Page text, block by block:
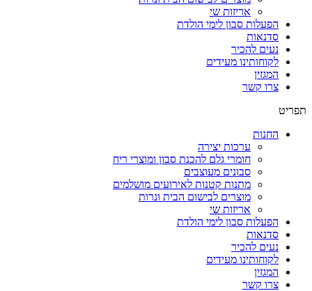
אריזות שי
הפעלות סבון לימי הולדת
סדנאות
נעים להכיר
לקוחותינו מעידים
המגזין
צרו קשר
תפריט
החנות
ערכות יצירה
חומרי גלם להכנת סבון ומוצרי ריח
סבונים מעוצבים
מתנות קטנות לאירועים מושלמים
מוצרים לבישום הבית ונרות
אריזות שי
הפעלות סבון לימי הולדת
סדנאות
נעים להכיר
לקוחותינו מעידים
המגזין
צרו קשר